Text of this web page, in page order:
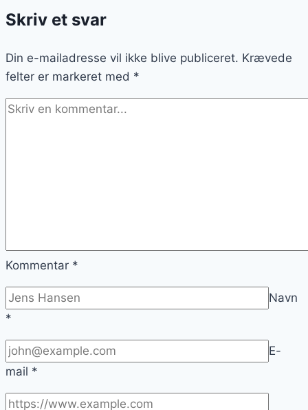
Skriv et svar
Din e-mailadresse vil ikke blive publiceret. Krævede
felter er markeret med *
Kommentar *
Navn
*
E-
mail *